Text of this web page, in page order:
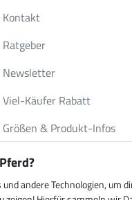
Kontakt
Ratgeber
Newsletter
Viel-Käufer Rabatt
Größen & Produkt-Infos
Deckenwaschservice
Katalog anfordern
andere Technologien,